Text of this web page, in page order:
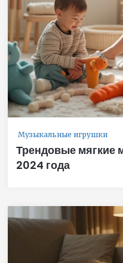
Музыкальные игрушки
Трендовые мягкие
2024 года